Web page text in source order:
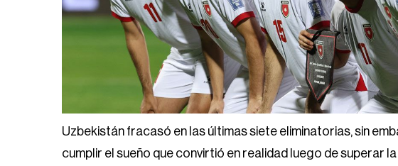
Uzbekistán fracasó en las últimas siete eliminatorias, sin
cumplir el sueño que convirtió en realidad luego de superar